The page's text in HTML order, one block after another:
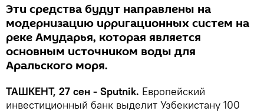
Эти средства будут направлены на
модернизацию ирригационных систем на
реке Амударья, которая является
основным источником воды для
Аральского моря.
ТАШКЕНТ, 27 сен - Sputnik. Европейский
инвестиционный банк выделит Узбекистану 100